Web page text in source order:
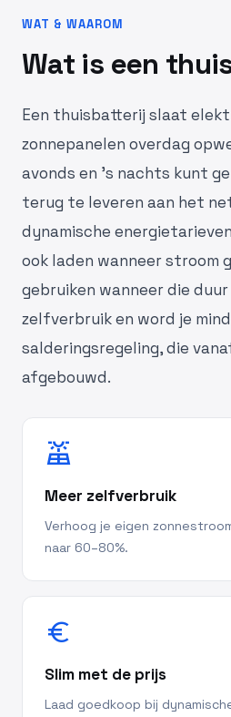
WAT & WAAROM
Wat is een
Een thuisbatterij slaat
zonnepanelen overdag
avonds en 's nachts kunt
terug te leveren aan het
dynamische
ook laden wanneer stroom
gebruiken wanneer die duur
zelfverbruik en word je
salderingsregeling, die
afgebouwd.
solar_power
Meer zelfverbruik
Verhoog je eigen
naar 60–80%.
euro
Slim met de prijs
Laad goedkoop bij